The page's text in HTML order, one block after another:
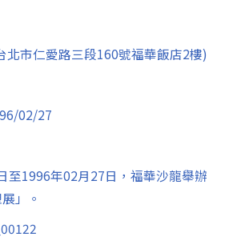
北市仁愛路三段160號福華飯店2樓)
02/27
至1996年02月27日，福華沙龍舉辦
」。